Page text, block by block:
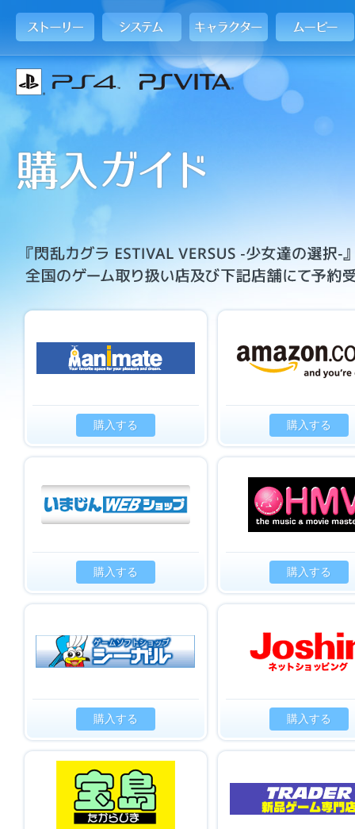
購入する 購入する
購入する 購入する
購入する 購入する